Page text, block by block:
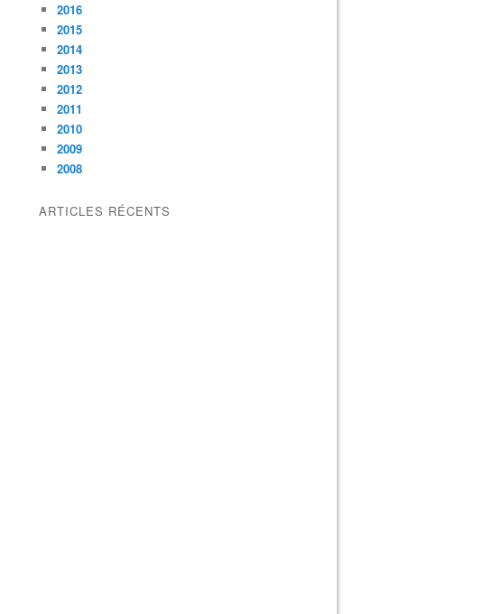
2016
2015
2014
2013
2012
2011
2010
2009
2008
ARTICLES RÉCENTS